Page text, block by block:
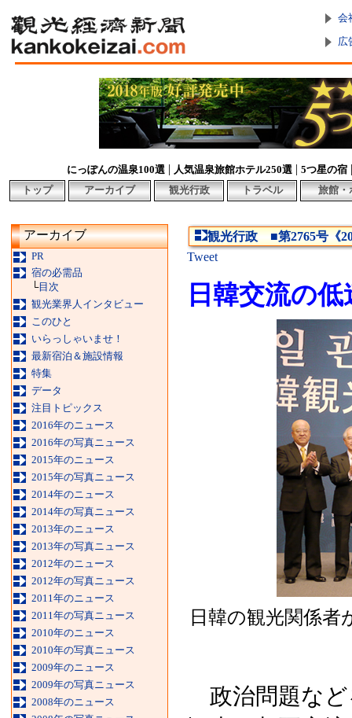
会
広
にっぽんの温泉100選 | 人気温泉旅館ホテル250選 | 5つ星の宿
トップ アーカイブ 観光行政 トラベル 旅館・
アーカイブ
PR
宿の必需品
└目次
観光業界人インタビュー
このひと
いらっしゃいませ！
最新宿泊＆施設情報
特集
データ
注目トピックス
2016年のニュース
2016年の写真ニュース
2015年のニュース
2015年の写真ニュース
2014年のニュース
2014年の写真ニュース
2013年のニュース
2013年の写真ニュース
2012年のニュース
2012年の写真ニュース
2011年のニュース
2011年の写真ニュース
2010年のニュース
2010年の写真ニュース
2009年のニュース
2009年の写真ニュース
2008年のニュース
観光行政 ■第2765号《
Tweet
日韓交流の
日韓の観光関係
政治問題など